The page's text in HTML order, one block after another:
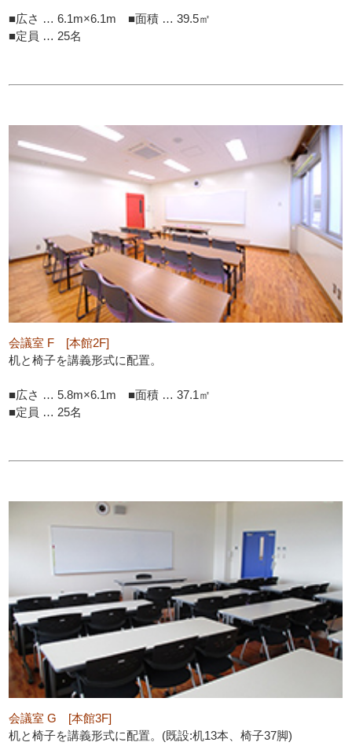
■広さ … 6.1m×6.1m ■面積 … 39.5㎡
■定員 … 25名
会議室 F [本館2F]
机と椅子を講義形式に配置。
■広さ … 5.8m×6.1m ■面積 … 37.1㎡
■定員 … 25名
会議室 G [本館3F]
机と椅子を講義形式に配置。(既設:机13本、椅子37脚)